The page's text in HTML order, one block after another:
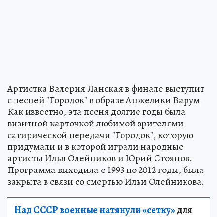
Артистка Валерия Ланская в финале выступит
с песней "Городок" в образе Анжелики Варум.
Как известно, эта песня долгие годы была
визитной карточкой любимой зрителями
сатирической передачи "Городок", которую
придумали и в которой играли народные
артисты Илья Олейников и Юрий Стоянов.
Программа выходила с 1993 по 2012 годы, была
закрыта в связи со смертью Ильи Олейникова.
Над СССР военные натянули «сетку»для